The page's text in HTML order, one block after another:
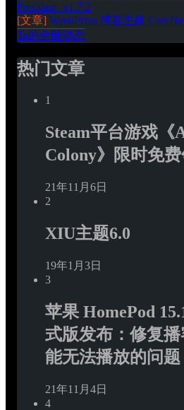
Premium_v1.7.2
[文章] WordPress 博客主题
Ta的全部动态
热门文章
1
Steam平台游戏《
Colony》限时免
21年11月6日
2
XIU主题6.0
19年1月3日
3
苹果 HomePod
式版发布：修复
能无法播放的问题
21年11月4日
4